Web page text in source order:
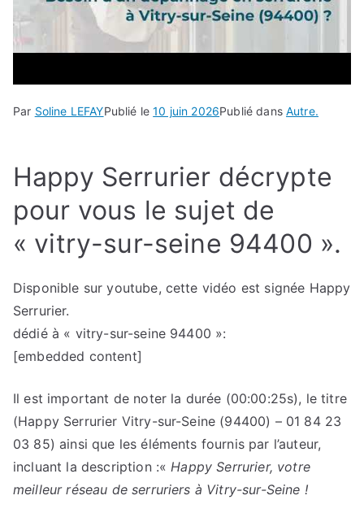
Par Soline LEFAYPublié le10 juin 2026Publié dansAutre.
Happy Serrurier décrypte
pour vous le sujet de
« vitry-sur-seine 94400 ».
Disponible sur youtube, cette vidéo est signée Happy
Serrurier.
dédié à « vitry-sur-seine 94400 »:
[embedded content]
Il est important de noter la durée (00:00:25s), le titre
(Happy Serrurier Vitry-sur-Seine (94400) – 01 84 23
03 85) ainsi que les éléments fournis par l’auteur,
incluant la description :« Happy Serrurier, votre
meilleur réseau de serruriers à Vitry-sur-Seine !